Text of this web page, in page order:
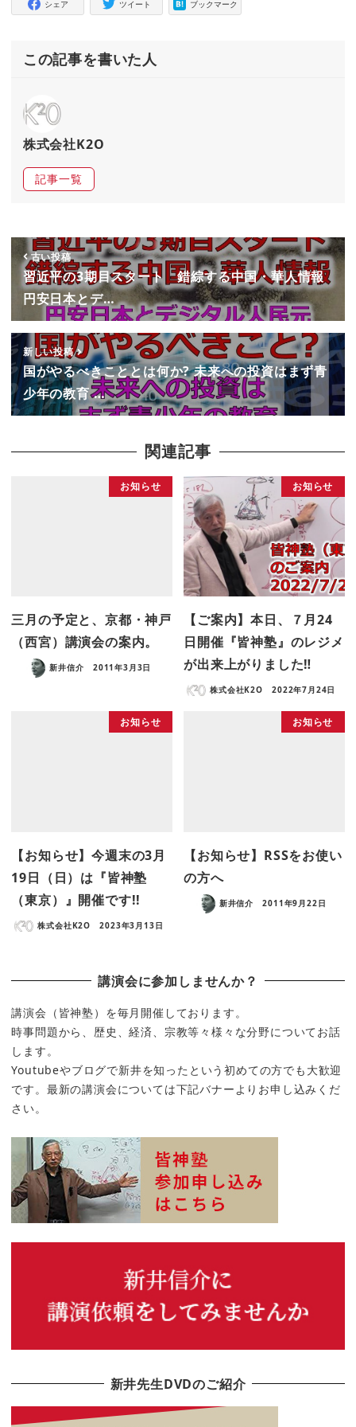
シェア ツイート ブックマーク
この記事を書いた人
株式会社K2O
記事一覧
古い投稿
習近平の3期目スタート 錯綜する中国・華人情報
円安日本とデ…
新しい投稿
国がやるべきこととは何か? 未来への投資はまず青
少年の教育 …
関連記事
お知らせ
三月の予定と、京都・神戸
（西宮）講演会の案内。
新井信介 2011年3月3日
お知らせ
【ご案内】本日、７月24
日開催『皆神塾』のレジメ
が出来上がりました‼
株式会社K2O 2022年7月24日
お知らせ
【お知らせ】今週末の3月
19日（日）は『皆神塾
（東京）』開催です!!
株式会社K2O 2023年3月13日
お知らせ
【お知らせ】RSSをお使い
の方へ
新井信介 2011年9月22日
講演会に参加しませんか？
講演会（皆神塾）を毎月開催しております。
時事問題から、歴史、経済、宗教等々様々な分野についてお話
します。
Youtubeやブログで新井を知ったという初めての方でも大歓迎
です。最新の講演会については下記バナーよりお申し込みくだ
さい。
新井先生DVDのご紹介